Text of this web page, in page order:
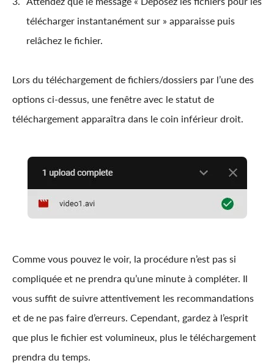
télécharger instantanément sur » apparaisse puis
relâchez le fichier.
Lors du téléchargement de fichiers/dossiers par l’une des
options ci-dessus, une fenêtre avec le statut de
téléchargement apparaîtra dans le coin inférieur droit.
Comme vous pouvez le voir, la procédure n’est pas si
compliquée et ne prendra qu’une minute à compléter. Il
vous suffit de suivre attentivement les recommandations
et de ne pas faire d’erreurs. Cependant, gardez à l’esprit
que plus le fichier est volumineux, plus le téléchargement
prendra du temps.